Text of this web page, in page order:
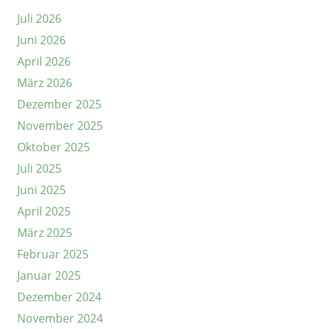
Juli 2026
Juni 2026
April 2026
März 2026
Dezember 2025
November 2025
Oktober 2025
Juli 2025
Juni 2025
April 2025
März 2025
Februar 2025
Januar 2025
Dezember 2024
November 2024